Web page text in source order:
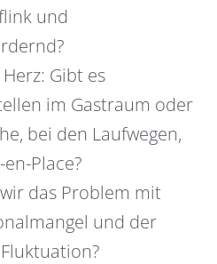
und
Gibt es
im Gastraum oder
bei den Laufwegen,
Place?
das Problem mit
und der